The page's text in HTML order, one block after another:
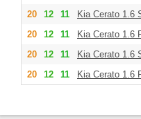
20
12 11 Kia Cerato 1.6
20
12 11 Kia Cerato 1.6
20
12 11 Kia Cerato 1.6
20
12 11 Kia Cerato 1.6